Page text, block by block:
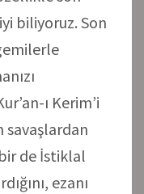
biliyoruz. Son
ı Kerim’i
savaşlardan
de İstiklal
ezanı